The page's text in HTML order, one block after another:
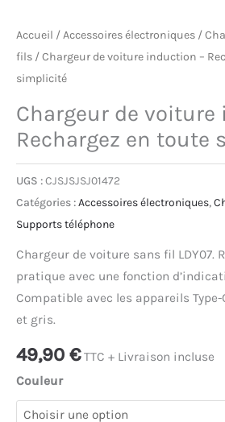
Accueil /Accessoires électroniques /
fils / Chargeur de voiture induction –
simplicité
Chargeur de
Rechargez en toute
UGS :CJSJSJSJ01472
Catégories :Accessoires électroniques,
Supports téléphone
Chargeur de voiture sans fil LDY07.
pratique avec une fonction
Compatible avec les appareils
et gris.
49,90 € TTC + Livraison incluse
Couleur